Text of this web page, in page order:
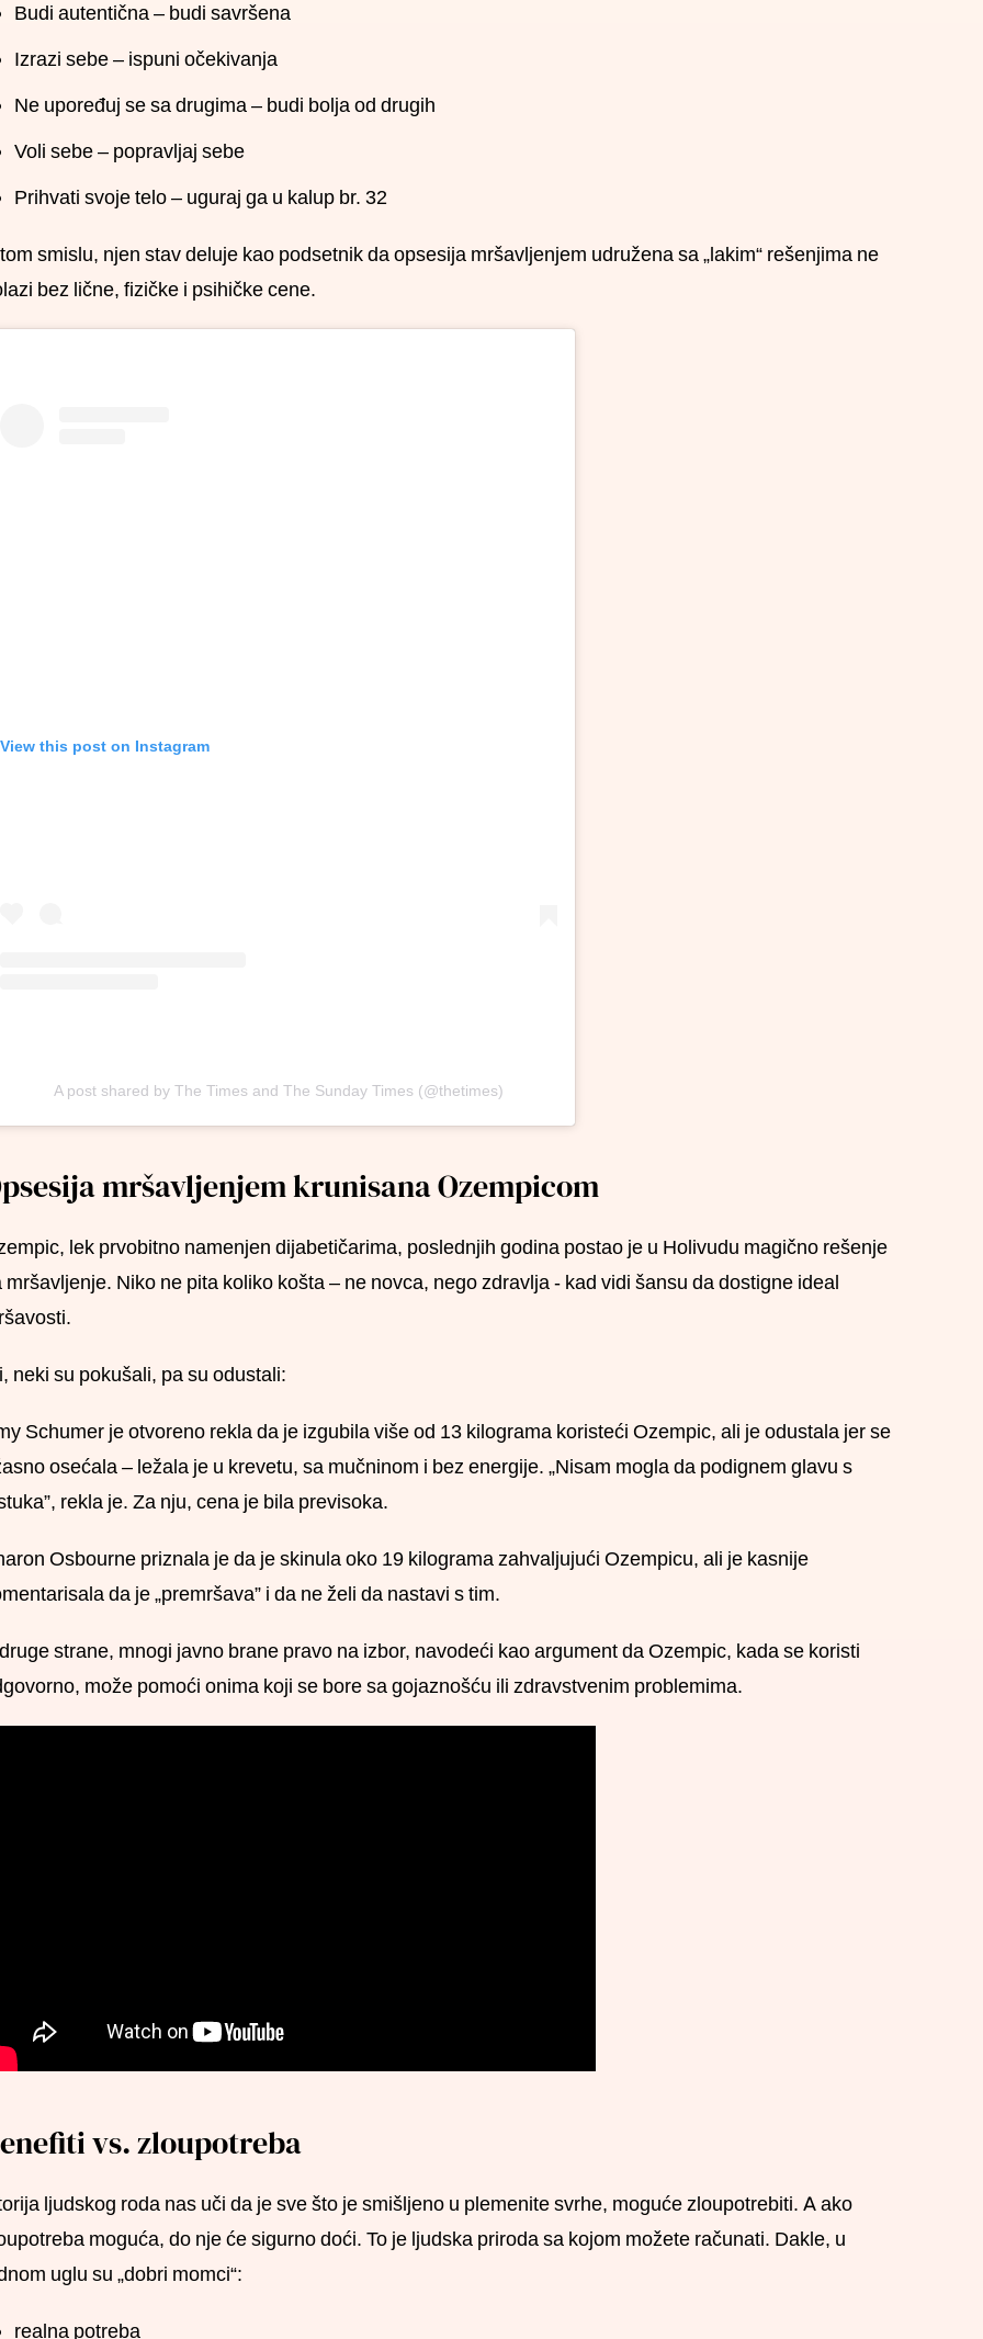
Budi autentična – budi savršena
Izrazi sebe – ispuni očekivanja
Ne upoređuj se sa drugima – budi bolja od drugih
Voli sebe – popravljaj sebe
Prihvati svoje telo – uguraj ga u kalup br. 32
smislu, njen stav deluje kao podsetnik da opsesija mršavljenjem udružena sa „lakim“ rešenjima ne
bez lične, fizičke i psihičke cene.
View this post on Instagram
A post shared by The Times and The Sunday Times (@thetimes)
mršavljenjem krunisana Ozempicom
lek prvobitno namenjen dijabetičarima, poslednjih godina postao je u Holivudu magično rešenje
mršavljenje. Niko ne pita koliko košta – ne novca, nego zdravlja - kad vidi šansu da dostigne ideal
neki su pokušali, pa su odustali:
Schumer je otvoreno rekla da je izgubila više od 13 kilograma koristeći Ozempic, ali je odustala jer se
osećala – ležala je u krevetu, sa mučninom i bez energije. „Nisam mogla da podignem glavu s
rekla je. Za nju, cena je bila previsoka.
Osbourne priznala je da je skinula oko 19 kilograma zahvaljujući Ozempicu, ali je kasnije
da je „premršava” i da ne želi da nastavi s tim.
strane, mnogi javno brane pravo na izbor, navodeći kao argument da Ozempic, kada se koristi
može pomoći onima koji se bore sa gojaznošću ili zdravstvenim problemima.
vs. zloupotreba
ljudskog roda nas uči da je sve što je smišljeno u plemenite svrhe, moguće zloupotrebiti. A ako
moguća, do nje će sigurno doći. To je ljudska priroda sa kojom možete računati. Dakle, u
uglu su „dobri momci“:
realna potreba